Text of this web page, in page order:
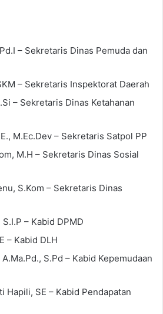
– Sekretaris Dinas Pemuda dan
– Sekretaris Inspektorat Daerah
– Sekretaris Dinas Ketahanan
M.Ec.Dev – Sekretaris Satpol PP
M.H – Sekretaris Dinas Sosial
S.Kom – Sekretaris Dinas
– Kabid DPMD
– Kabid DLH
S.Pd – Kabid Kepemudaan
Hapili, SE – Kabid Pendapatan